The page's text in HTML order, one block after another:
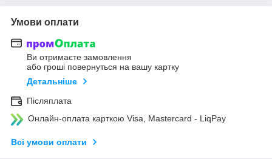
Умови оплати
Ви отримаєте замовлення
або гроші повернуться на вашу картку
Детальніше
Післяплата
Онлайн-оплата карткою Visa, Mastercard - LiqPay
Всі умови оплати